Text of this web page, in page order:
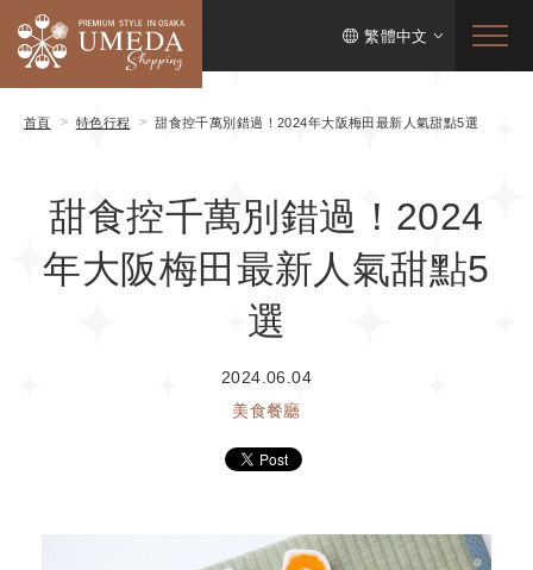
繁體中文
首頁 特色行程 甜食控千萬別錯過！2024年大阪梅田最新人氣甜點5選
甜食控千萬別錯過！2024
年大阪梅田最新人氣甜點5
選
2024.06.04
美食餐廳